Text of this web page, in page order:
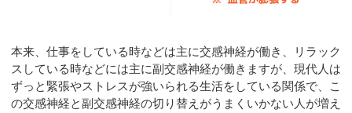
本来、仕事をしている時などは主に交感神経が働き、リラック
スしている時などには主に副交感神経が働きますが、現代人は
ずっと緊張やストレスが強いられる生活をしている関係で、こ
の交感神経と副交感神経の切り替えがうまくいかない人が増え